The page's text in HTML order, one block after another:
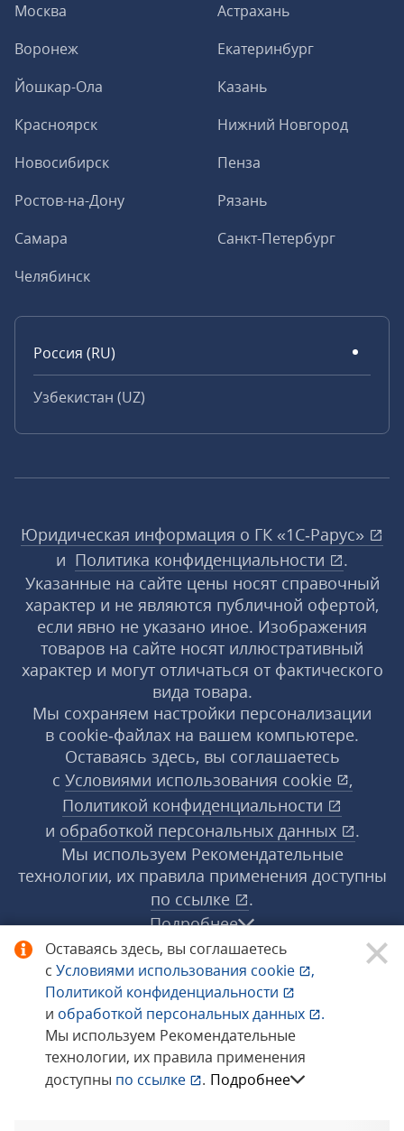
Оставаясь здесь, вы соглашаетесь
с Условиями использования cookie
,
Политикой конфиденциальности
и обработкой персональных данных
.
Мы используем Рекомендательные
технологии, их правила применения
доступны по ссылке . Подробнее
Москва
Астрахань
Воронеж
Екатеринбург
Йошкар-Ола
Казань
Красноярск
Нижний Новгород
Новосибирск
Пенза
Ростов-на-Дону
Рязань
Самара
Санкт-Петербург
Челябинск
Россия (RU)
Узбекистан (UZ)
Юридическая информация о ГК «1С‑Рарус»
и Политика конфиденциальности
.
Указанные на сайте цены носят справочный
характер и не являются публичной офертой,
если явно не указано иное. Изображения
товаров на сайте носят иллюстративный
характер и могут отличаться от фактического
вида товара.
Мы сохраняем настройки персонализации
в cookie‑файлах на вашем компьютере.
Оставаясь здесь, вы соглашаетесь
с Условиями использования cookie
,
Политикой конфиденциальности
и обработкой персональных данных
.
Мы используем Рекомендательные
технологии, их правила применения доступны
по ссылке
.
Подробнее
© 1998−2026 «1С‑Рарус» ®. Все права
защищены.
Сообщить об ошибке